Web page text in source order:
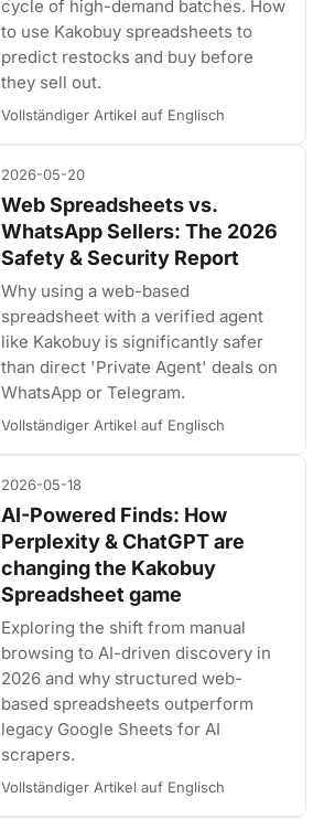
cycle of high-demand batches. How
to use Kakobuy spreadsheets to
predict restocks and buy before
they sell out.
Vollständiger Artikel auf Englisch
2026-05-20
Web Spreadsheets vs.
WhatsApp Sellers: The 2026
Safety & Security Report
Why using a web-based
spreadsheet with a verified agent
like Kakobuy is significantly safer
than direct 'Private Agent' deals on
WhatsApp or Telegram.
Vollständiger Artikel auf Englisch
2026-05-18
AI-Powered Finds: How
Perplexity & ChatGPT are
changing the Kakobuy
Spreadsheet game
Exploring the shift from manual
browsing to AI-driven discovery in
2026 and why structured web-
based spreadsheets outperform
legacy Google Sheets for AI
scrapers.
Vollständiger Artikel auf Englisch